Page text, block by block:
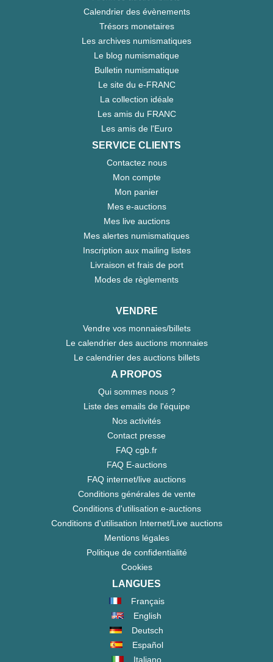
Calendrier des évènements
Trésors monetaires
Les archives numismatiques
Le blog numismatique
Bulletin numismatique
Le site du e-FRANC
La collection idéale
Les amis du FRANC
Les amis de l'Euro
SERVICE CLIENTS
Contactez nous
Mon compte
Mon panier
Mes e-auctions
Mes live auctions
Mes alertes numismatiques
Inscription aux mailing listes
Livraison et frais de port
Modes de règlements
VENDRE
Vendre vos monnaies/billets
Le calendrier des auctions monnaies
Le calendrier des auctions billets
A PROPOS
Qui sommes nous ?
Liste des emails de l'équipe
Nos activités
Contact presse
FAQ cgb.fr
FAQ E-auctions
FAQ internet/live auctions
Conditions générales de vente
Conditions d'utilisation e-auctions
Conditions d'utilisation Internet/Live auctions
Mentions légales
Politique de confidentialité
Cookies
LANGUES
Français
English
Deutsch
Español
Italiano